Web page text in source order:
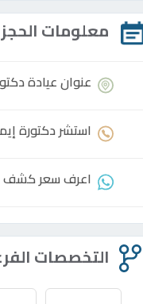
معلومات
عنوان عيادة
استشردكتورة
اعرف سعر كشف
التخصصات